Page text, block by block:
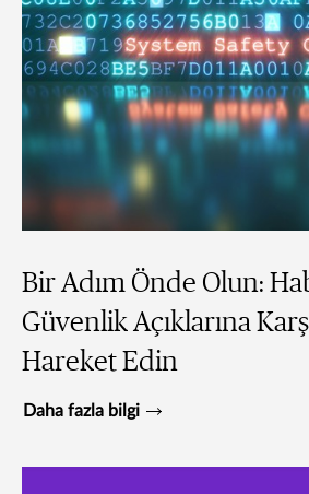
Bir Adım Önde Olun:
Güvenlik Açıklarına
Hareket Edin
Daha fazla bilgi